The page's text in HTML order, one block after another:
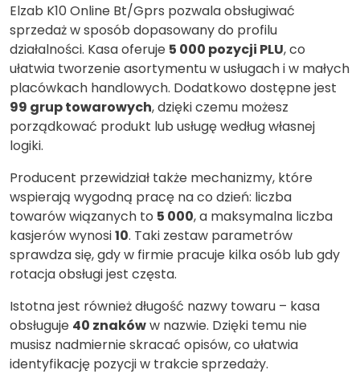
Elzab K10 Online Bt/Gprs pozwala obsługiwać
sprzedaż w sposób dopasowany do profilu
działalności. Kasa oferuje 5 000 pozycji PLU, co
ułatwia tworzenie asortymentu w usługach i w małych
placówkach handlowych. Dodatkowo dostępne jest
99 grup towarowych, dzięki czemu możesz
porządkować produkt lub usługę według własnej
logiki.
Producent przewidział także mechanizmy, które
wspierają wygodną pracę na co dzień: liczba
towarów wiązanych to 5 000, a maksymalna liczba
kasjerów wynosi10. Taki zestaw parametrów
sprawdza się, gdy w firmie pracuje kilka osób lub gdy
rotacja obsługi jest częsta.
Istotna jest również długość nazwy towaru – kasa
obsługuje 40 znakóww nazwie. Dzięki temu nie
musisz nadmiernie skracać opisów, co ułatwia
identyfikację pozycji w trakcie sprzedaży.